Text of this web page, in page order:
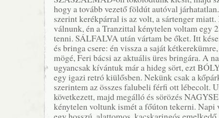
hogy a tovább vezető földút autóval
szerint kerékpárral is az volt, a sártenger
válnunk, én a Tranzittal kénytelen voltam egy
tenni. SÁLFALVA után vártam be őket. Itt
és bringa csere: én vissza a saját
mögé, Feri bácsi az aktuális üres bringára. A
ugyancsak kívántuk már a hideg sört, ezt
egy igazi retró kiülősben. Nekünk csak a
szerintem az összes falubeli férfi ott lébecolt.
következett, majd megálló és sörözés
kénytelen voltunk ismét a főúton tekerni. Napi